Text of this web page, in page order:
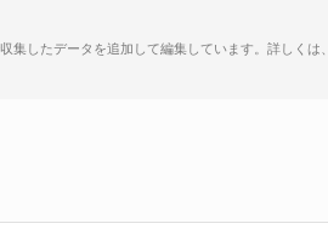
集したデータを追加して編集しています。詳しくは、